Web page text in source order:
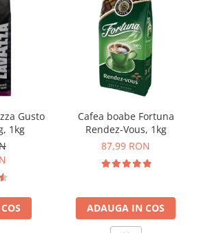
Gusto
1kg
Cafea boabe Fortuna
Rendez-Vous, 1kg
87,99 RON
ADAUGA IN COS